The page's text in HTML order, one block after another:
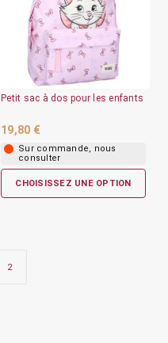
Petit sac à dos pour les enfants
19,80 €
Sur commande, nous
consulter
CHOISISSEZ UNE OPTION
2